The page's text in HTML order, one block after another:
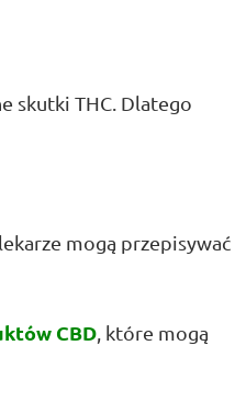
skutki THC. Dlatego
mogą przepisywać
CBD, które mogą